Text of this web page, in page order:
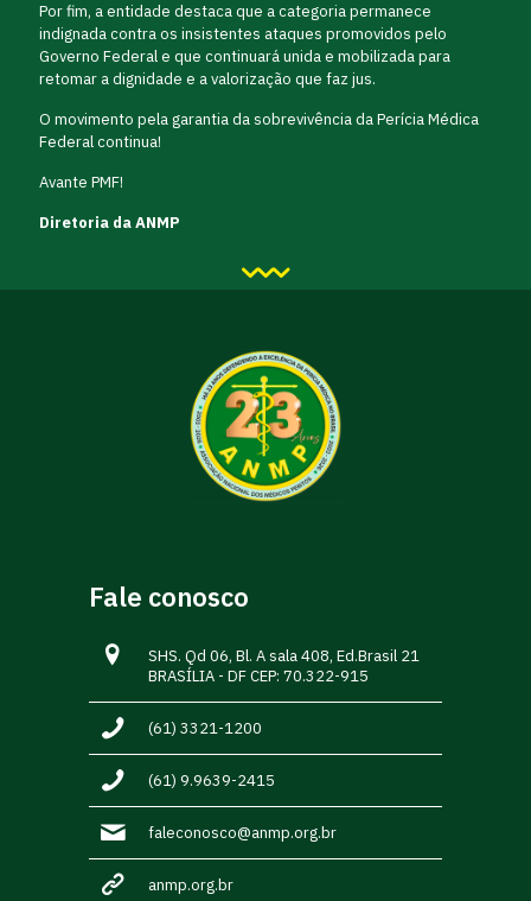
Por fim, a entidade destaca que a categoria permanece
indignada contra os insistentes ataques promovidos pelo
Governo Federal e que continuará unida e mobilizada para
retomar a dignidade e a valorização que faz jus.
O movimento pela garantia da sobrevivência da Perícia Médica
Federal continua!
Avante PMF!
Diretoria da ANMP
Fale conosco
SHS. Qd 06, Bl. A sala 408, Ed.Brasil 21
BRASÍLIA - DF CEP: 70.322-915
(61) 3321-1200
(61) 9.9639-2415
faleconosco@anmp.org.br
anmp.org.br